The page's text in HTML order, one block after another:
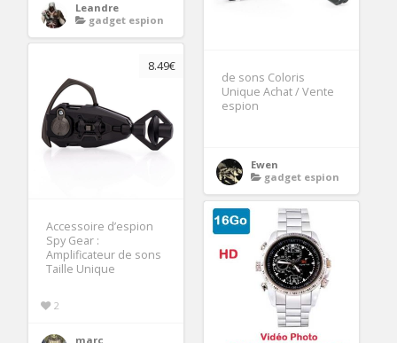
Leandre
gadget espion
de sons Coloris
Unique Achat / Vente
espion
Ewen
gadget espion
8.49€
Accessoire d’espion
Spy Gear :
Amplificateur de sons
Taille Unique
2
marc